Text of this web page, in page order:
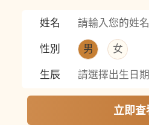
姓名
性別 男 女
生辰 請選擇出生日期
立即查